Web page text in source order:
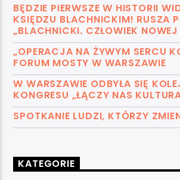
BĘDZIE PIERWSZE W HISTORII
KSIĘDZU BLACHNICKIM! RUSZA
„BLACHNICKI. CZŁOWIEK NOWEJ
„OPERACJA NA ŻYWYM SERCU
FORUM MOSTY W WARSZAWIE
W WARSZAWIE ODBYŁA SIĘ
KONGRESU „ŁĄCZY NAS
SPOTKANIE LUDZI, KTÓRZY
KATEGORIE